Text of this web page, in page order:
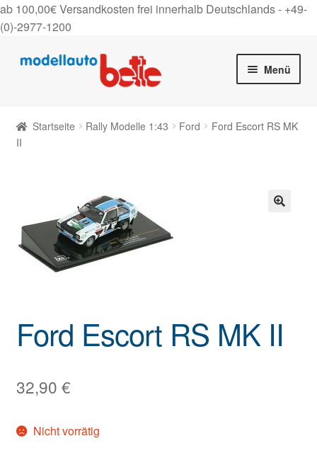
ab 100,00€ Versandkosten frei innerhalb Deutschlands - +49-
(0)-2977-1200
Zur
Zum
Menü
Shop
Über uns
On Tour
Startseite Rally Modelle 1:43 Ford
Ford Escort RS MK
II
Ford Escort RS MK II
32,90 €
Nicht vorrätig